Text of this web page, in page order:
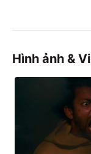
Hình ảnh &